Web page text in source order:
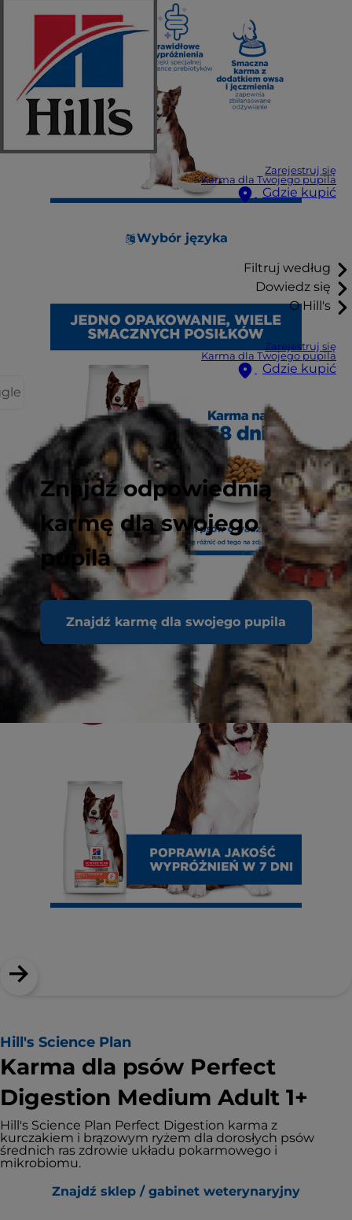
Zarejestruj się
Karma dla Twojego pupila
Gdzie kupić
Wybór języka
Filtruj według
Dowiedz się
O Hill's
Zarejestruj się
Karma dla Twojego pupila
Gdzie kupić
Znajdź odpowiednią
karmę dla swojego
pupila
Znajdź karmę dla swojego pupila
Hill's Science Plan
Karma dla psów Perfect
Digestion Medium Adult 1+
Hill's Science Plan Perfect Digestion karma z
kurczakiem i brązowym ryżem dla dorosłych psów
średnich ras zdrowie układu pokarmowego i
mikrobiomu.
Znajdź sklep / gabinet weterynaryjny